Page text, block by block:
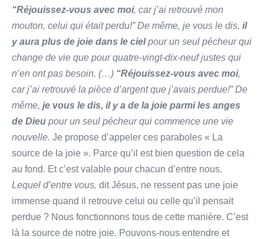
“Réjouissez-vous avec moi, car j’ai retrouvé mon
mouton, celui qui était perdu!” De même, je vous le dis, il
y aura plus de joie dans le cielpour un seul pécheur qui
change de vie que pour quatre-vingt-dix-neuf justes qui
n’en ont pas besoin. (…) “Réjouissez-vous avec moi,
car j’ai retrouvé la pièce d’argent que j’avais perdue!” De
même, je vous le dis, il y a de la joie parmi les anges
de Dieu pour un seul pécheur qui commence une vie
nouvelle. Je propose d’appeler ces paraboles « La
source de la joie ». Parce qu’il est bien question de cela
au fond. Et c’est valable pour chacun d’entre nous.
Lequel d’entre vous, dit Jésus, ne ressent pas une joie
immense quand il retrouve celui ou celle qu’il pensait
perdue ? Nous fonctionnons tous de cette manière. C’est
là la source de notre joie. Pouvons-nous entendre et